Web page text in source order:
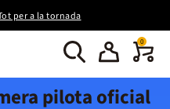
per a la tornada
0
pilota oficial